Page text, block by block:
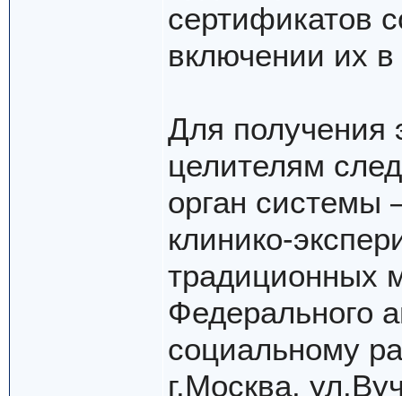
сертификатов
включении их
Для получения
целителям
орган
клинико-
традиционных
Федерального
социальному
г.Москва,